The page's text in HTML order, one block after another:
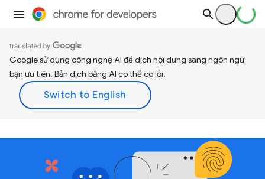
Google sử dụng công nghệ AI để dịch nội dung sang ngôn ngữ
bạn ưu tiên. Bản dịch bằng AI có thể có lỗi.